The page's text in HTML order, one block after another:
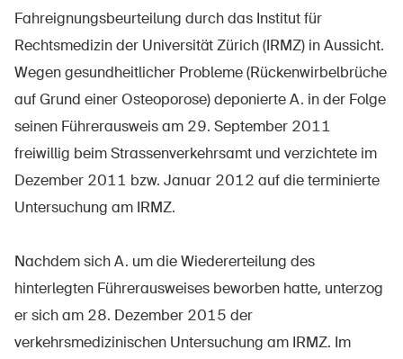
Bestellen & herunterladen
Kurse & Veranstaltungen
Rechtsfragen & Gerichtsentscheide
Kontakt & Beratung
Fahreignungsbeurteilung durch das Institut für
Rechtsmedizin der Universität Zürich (IRMZ) in Aussicht.
Wegen gesundheitlicher Probleme (Rückenwirbelbrüche
auf Grund einer Osteoporose) deponierte A. in der Folge
seinen Führerausweis am 29. September 2011
freiwillig beim Strassenverkehrsamt und verzichtete im
Dezember 2011 bzw. Januar 2012 auf die terminierte
Untersuchung am IRMZ.
Nachdem sich A. um die Wiedererteilung des
hinterlegten Führerausweises beworben hatte, unterzog
er sich am 28. Dezember 2015 der
verkehrsmedizinischen Untersuchung am IRMZ. Im